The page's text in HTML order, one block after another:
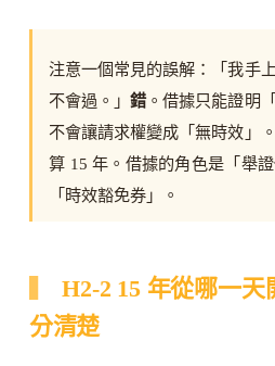
注意一個常見的誤解：「我手
不會過。」錯。借據只能證明
不會讓請求權變成「無時效」
算 15 年。借據的角色是「舉
「時效豁免券」。
H2-2 15 年從哪一
分清楚